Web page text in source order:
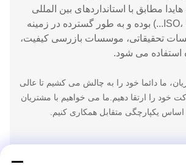
مطابق با استانداردهای بین المللی
(ISO، UL، ASTM، EN...) بوده و به طور گسترده در زمینه
تحقیقاتی، موسسات بازرسی کیفیت،
استفاده می شود.
ما دائما خود را به چالش می کشیم تا عالی
خود را ارتقا دهیم.ما می خواهیم با مشتریان
یکپارچگی متقابل همکاری کنیم.